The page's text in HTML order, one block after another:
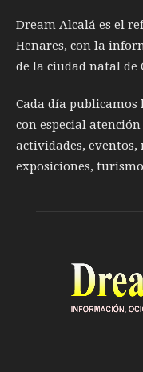
Dream Alcalá es el
Henares, con la
de la ciudad natal de
Cada día
con especial
actividades,
exposiciones,